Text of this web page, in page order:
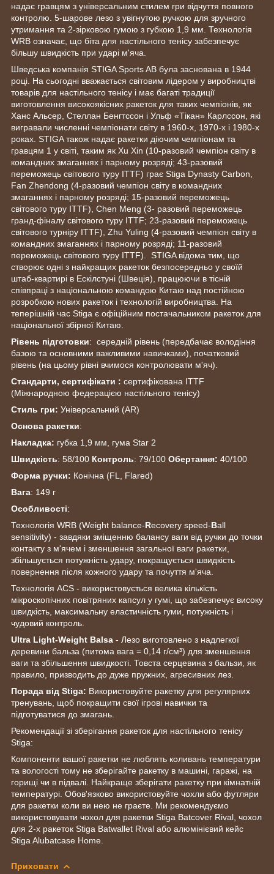
надає гравцям з універсальним стилем гри відчуття повного
контролю. 5-шарове лезо з увігнутою ручкою для зручного
утримання та 2-зірковою гумою з губкою 1,9 мм. Технологія
WRB означає, що біта для настільного тенісу забезпечує
більшу швидкість при ударі м'яча.
Шведська компанія STIGA Sports AB була заснована в 1944
році. На сьогодні вважається світовим лідером у виробництві
товарів для настільного тенісу і має багаті традиції
виготовлення високоякісних ракеток для таких чемпіонів, як
Ханс Альсер, Стеллан Бенгтссон і Ульф «Тікан» Карлссон, які
вигравали численні чемпіонати світу в 1960-х, 1970-х і 1980-х
роках. STIGA також надає ракетки діючим чемпіонам та
гравцям 1 у світі, таким як Xu Xin (10-разовий чемпіон світу в
командних змаганнях і парному розряді; 43-разовий
переможець світового туру ITTF) грає Stiga Dynasty Carbon,
Fan Zhendong (4-разовий чемпіон світу в командних
змаганнях і парному розряді; 15-разовий переможець
світового туру ITTF), Chen Meng (3- разовий переможець
гранд-фіналу світового туру ITTF; 23-разовий переможець
світового турніру ITTF), Zhu Yuling (4-разовий чемпіон світу в
командних змаганнях і парному розряді; 11-разовий
переможець світового туру ITTF). STIGA відома тим, що
створює одні з найкращих ракеток безпосередньо у своїй
штаб-квартирі в Ескілстуні (Швеція), працюючи в тісній
співпраці з національною командою Китаю над постійною
розробкою нових ракеток і технологій виробництва. На
теперішній час Stiga є офіційним постачальником ракеток для
національної збірної Китаю.
Рівень підготовки: середній рівень (передбачає володіння
базою та основними важливими навичками), початковий
рівень (на цьому рівні вчимося контролювати м'яч).
Стандарти, сертифікати : сертифікована ITTF
(Міжнародною федерацією настільного тенісу)
Стиль гри: Універсальний (AR)
Основа ракетки:
Накладка: губка 1,9 мм, гума Star 2
Швидкість: 58/100 Контроль: 79/100 Обертання: 40/100
Форма ручки: Конічна (FL, Flared)
Вага: 149 г
Особливості:
Технологія WRB (Weight balance-Recovery speed-Ball
sensitivity) - завдяки зміщенню балансу ваги від ручки до точки
контакту з м'ячем і зменшення загальної ваги ракетки,
збільшується потужність удару, покращується швидкість
повернення після кожного удару та почуття м'яча.
Технологія ACS - використовується велика кількість
мікроскопічних повітряних капсул у гумі, що забезпечує високу
швидкість, максимальну еластичність гуми, потужність і
чудовий контроль.
Ultra Light-Weight Balsa - Лезо виготовлено з надлегкої
деревини бальза (питома вага = 0,14 г/см³) для зменшення
ваги та збільшення швидкості. Товста серцевина з бальзи, як
правило, призводить до дуже пружних, агресивних лез.
Порада від Stiga: Використовуйте ракетку для регулярних
тренувань, щоб покращити свої ігрові навички та
підготуватися до змагань.
Рекомендації зі зберігання ракеток для настільного тенісу
Stiga:
Компоненти вашої ракетки не люблять коливань температури
та вологості тому не зберігайте ракетку в машині, гаражі, на
горищі чи в підвалі. Найкраще зберігати ракетку при кімнатній
температурі. Обов'язково використовуйте чохли або футляри
для ракетки коли ви нею не граєте. Ми рекомендуємо
використовувати чохол для ракетки Stiga Batcover Rival, чохол
для 2-х ракеток Stiga Batwallet Rival або алюмінієвий кейс
Stiga Alubatcase Home.
Приховати